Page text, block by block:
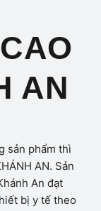
AN
sản phẩm thì
AN. Sản
An đạt
bị y tế theo